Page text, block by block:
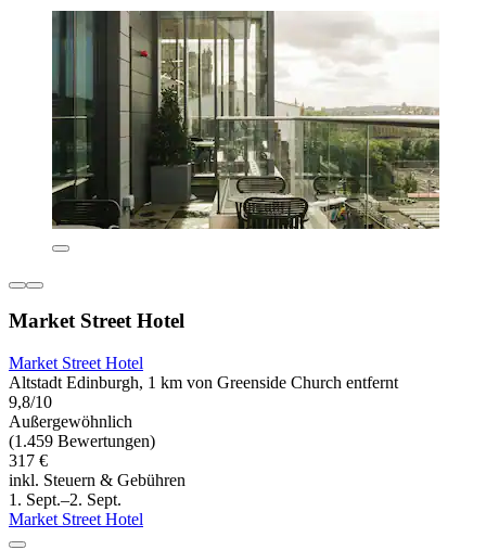
Market Street Hotel
Market Street Hotel
Altstadt Edinburgh, 1 km von Greenside Church entfernt
9,8/10
Außergewöhnlich
(1.459 Bewertungen)
317 €
inkl. Steuern & Gebühren
1. Sept.–2. Sept.
Market Street Hotel